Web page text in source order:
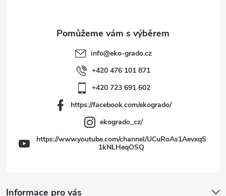
Informace pro vás
info@eko-grado.cz
+420 476 101 871
+420 723 691 602
https://facebook.com/ekogrado/
ekogrado_cz/
https://www.youtube.com/channel/UCuRoAs1AevxqS
1kNLHeqOSQ